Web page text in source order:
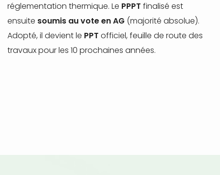
réglementation thermique. Le PPPT finalisé est
ensuite soumis au vote en AG (majorité absolue).
Adopté, il devient le PPT officiel, feuille de route des
travaux pour les 10 prochaines années.